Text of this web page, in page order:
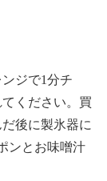
ジで1分チ
ください。買
後に製氷器に
ンとお味噌汁